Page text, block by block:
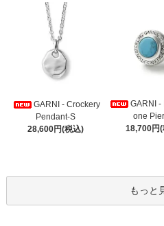
GARNI - Crockery
Pendant-S
28,600円(税込)
GARNI -
one
18,700円
もっと